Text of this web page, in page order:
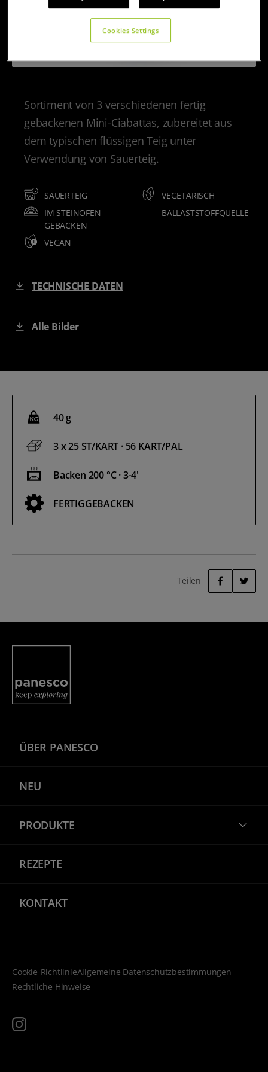
Sortiment von 3 verschiedenen fertig
gebackenen Mini-Ciabattas, zubereitet aus
dem typischen flüssigen Teig unter
Verwendung von Sauerteig.
SAUERTEIG
IM STEINOFEN
GEBACKEN
VEGAN
VEGETARISCH
BALLASTSTOFFQUELLE
TECHNISCHE DATEN
Alle Bilder
40 g
3 x 25 ST/KART · 56 KART/PAL
Backen 200 °C · 3-4'
FERTIGGEBACKEN
Teilen FACEBOOKTWITTER
ÜBER PANESCO
NEU
PRODUKTE
REZEPTE
KONTAKT
Cookie-RichtlinieAllgemeine Datenschutzbestimmungen
Rechtliche Hinweise
Cookies Settings